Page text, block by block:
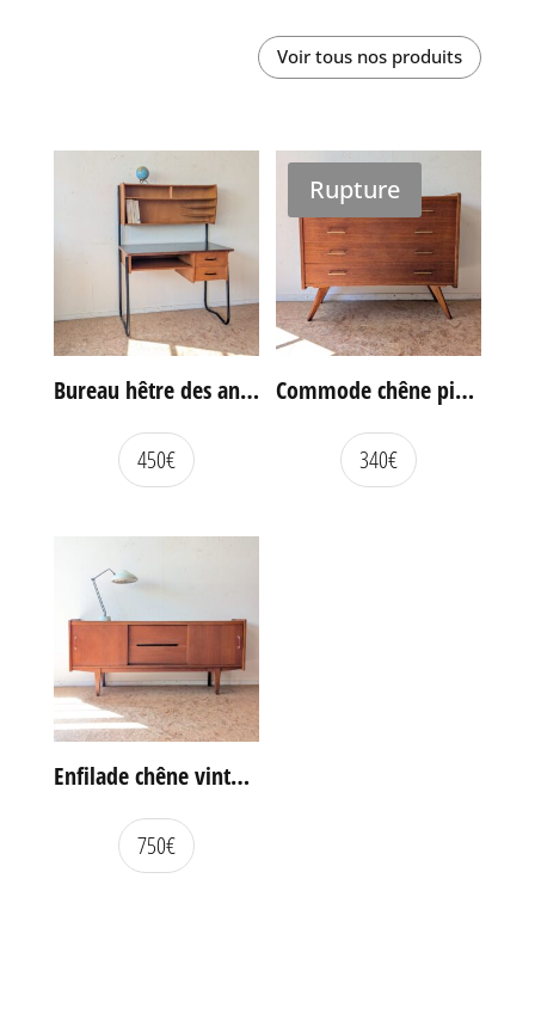
Voir tous nos produits
Bureau hêtre des années 60
450€
Rupture
Commode chêne pieds compas vintage
340€
Enfilade chêne vintage portes coulissantes
750€